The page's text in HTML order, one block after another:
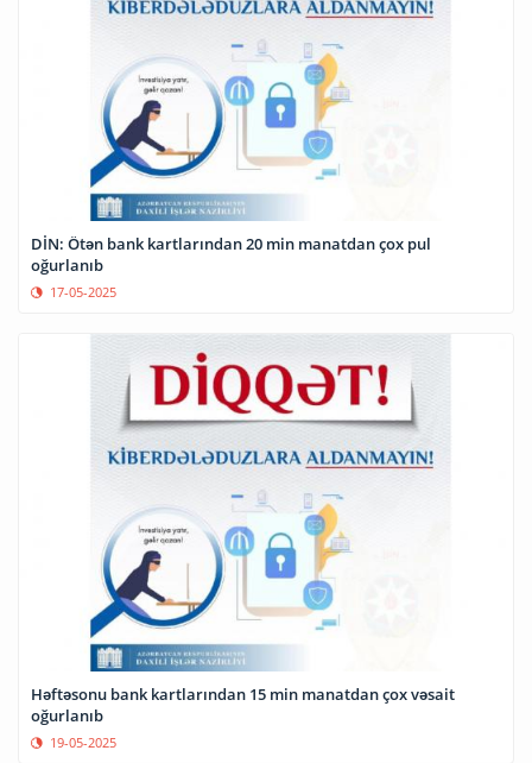
DİN: Ötən bank kartlarından 20 min manatdan çox pul
oğurlanıb
17-05-2025
Həftəsonu bank kartlarından 15 min manatdan çox vəsait
oğurlanıb
19-05-2025